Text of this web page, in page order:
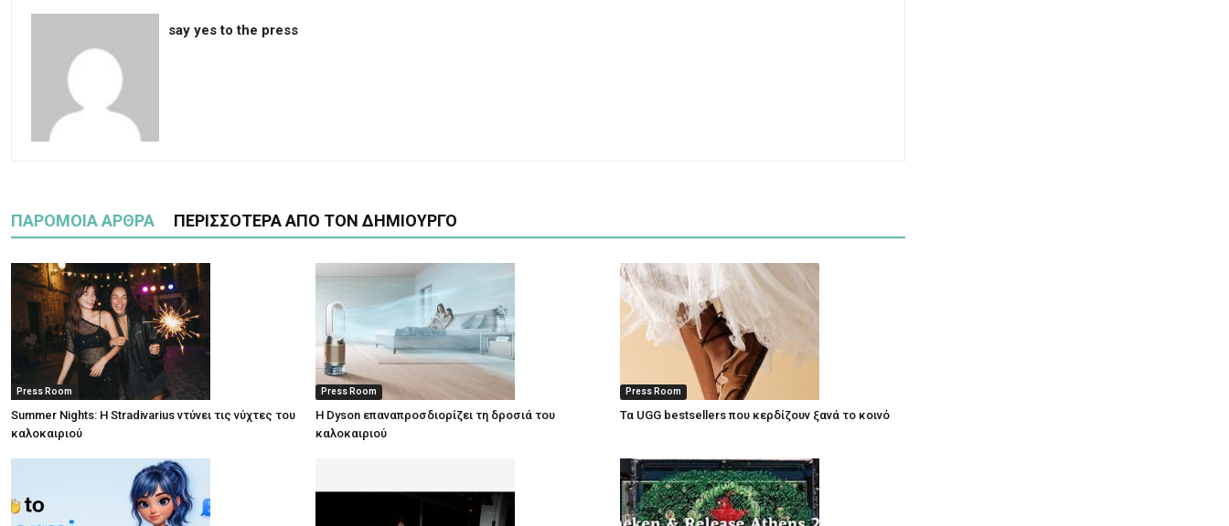
say yes to the press
ΠΑΡΟΜΟΙΑ ΑΡΘΡΑ ΠΕΡΙΣΣΟΤΕΡΑ ΑΠΟ ΤΟΝ ΔΗΜΙΟΥΡΓΟ
Press Room
Summer Nights: Η Stradivarius ντύνει τις νύχτες του
καλοκαιριού
Press Room
Η Dyson επαναπροσδιορίζει τη δροσιά του
καλοκαιριού
Press Room
Τα UGG bestsellers που κερδίζουν ξανά το κοινό